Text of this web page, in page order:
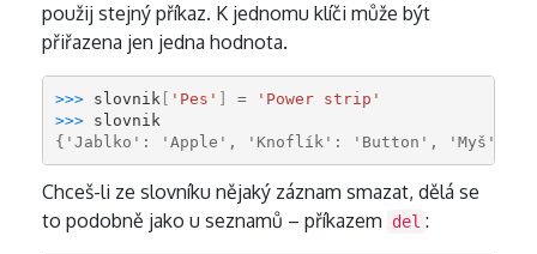
použij stejný příkaz. K jednomu klíči může být
přiřazena jen jedna hodnota.
>>> slovnik [ 'Pes' ] =
'Power strip'
>>> slovnik
{'Jablko': 'Apple', 'Knoflík': 'Button', 'Myš':
Chceš-li ze slovníku nějaký záznam smazat, dělá se
to podobně jako u seznamů – příkazem
del :